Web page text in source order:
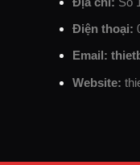
Điện thoại:
Email:
Website: